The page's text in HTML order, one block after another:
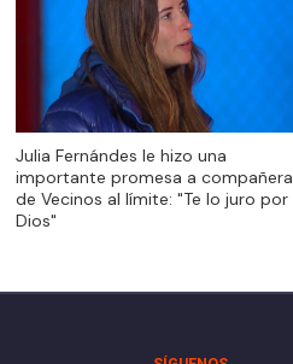
importante promesa a compañera
de Vecinos al límite: "Te lo juro por
Dios"
Julia Fernándes le hizo una
importante promesa a compañera
de Vecinos al límite: "Te lo juro por
Dios"